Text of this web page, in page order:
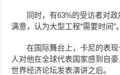
同时，有63%的受访者对
满意，认为大型工程“需要时间”。
在国际舞台上，卡尼的表
人对他在全球代表国家感到自
世界经济论坛发表演讲之后。